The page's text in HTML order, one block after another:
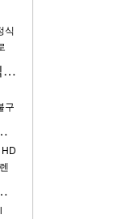
식
동
세기P&C, 리코 smc PENTAX-FA 50mmF1.4 Classic | 클래식 감성을 자극하는 고성능 초경량 단렌즈
구
성을 품은 K마운트용 최신 단 렌즈
든 빛을 발하는 초경량 광각 줌 렌즈